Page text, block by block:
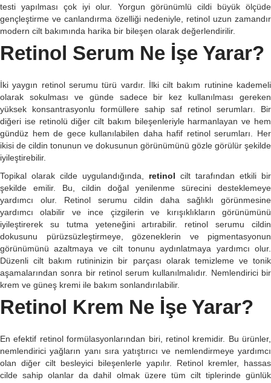
testi yapılması çok iyi olur. Yorgun görünümlü cildi büyük ölçüde
gençleştirme ve canlandırma özelliği nedeniyle, retinol uzun zamandır
modern cilt bakımında harika bir bileşen olarak değerlendirilir.
Retinol Serum Ne İşe Yarar?
İki yaygın retinol serumu türü vardır. İlki cilt bakım rutinine kademeli
olarak sokulması ve günde sadece bir kez kullanılması gereken
yüksek konsantrasyonlu formüllere sahip saf retinol serumları. Bir
diğeri ise retinolü diğer cilt bakım bileşenleriyle harmanlayan ve hem
gündüz hem de gece kullanılabilen daha hafif retinol serumları. Her
ikisi de cildin tonunun ve dokusunun görünümünü gözle görülür şekilde
iyileştirebilir.
Topikal olarak cilde uygulandığında, retinol cilt tarafından etkili bir
şekilde emilir. Bu, cildin doğal yenilenme sürecini desteklemeye
yardımcı olur. Retinol serumu cildin daha sağlıklı görünmesine
yardımcı olabilir ve ince çizgilerin ve kırışıklıkların görünümünü
iyileştirerek su tutma yeteneğini artırabilir. retinol serumu cildin
dokusunu pürüzsüzleştirmeye, gözeneklerin ve pigmentasyonun
görünümünü azaltmaya ve cilt tonunu aydınlatmaya yardımcı olur.
Düzenli cilt bakım rutininizin bir parçası olarak temizleme ve tonik
aşamalarından sonra bir retinol serum kullanılmalıdır. Nemlendirici bir
krem ve güneş kremi ile bakım sonlandırılabilir.
Retinol Krem Ne İşe Yarar?
En efektif retinol formülasyonlarından biri, retinol kremidir. Bu ürünler,
nemlendirici yağların yanı sıra yatıştırıcı ve nemlendirmeye yardımcı
olan diğer cilt besleyici bileşenlerle yapılır. Retinol kremler, hassas
cilde sahip olanlar da dahil olmak üzere tüm cilt tiplerinde günlük